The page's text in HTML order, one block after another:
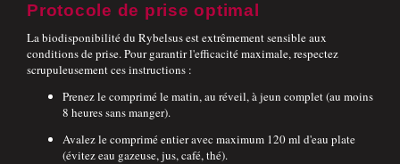
Protocole de prise optimal
La biodisponibilité du Rybelsus est extrêmement sensible aux
conditions de prise. Pour garantir l'efficacité maximale, respectez
scrupuleusement ces instructions :
Prenez le comprimé le matin, au réveil, à jeun complet (au moins
8 heures sans manger).
Avalez le comprimé entier avec maximum 120 ml d'eau plate
(évitez eau gazeuse, jus, café, thé).